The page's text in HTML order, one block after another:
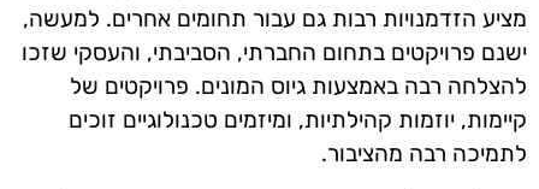
מציע הזדמנויות רבות גם עבור תחומים אחרים. למעשה,
ישנם פרויקטים בתחום החברתי, הסביבתי, והעסקי שזכו
להצלחה רבה באמצעות גיוס המונים. פרויקטים של
קיימות, יוזמות קהילתיות, ומיזמים טכנולוגיים זוכים
לתמיכה רבה מהציבור.